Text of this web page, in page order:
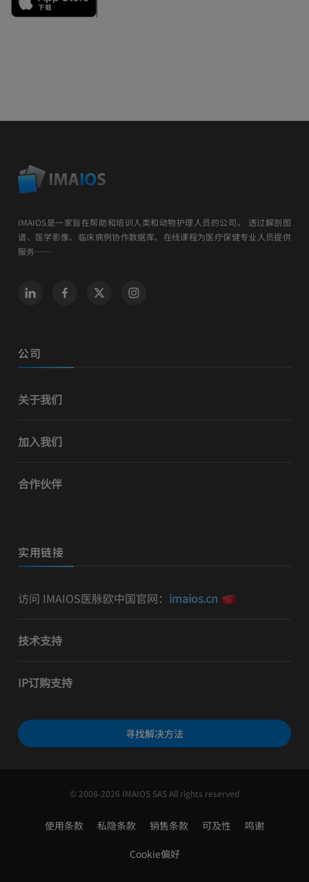
IMAIOS是一家旨在帮助和培训人类和动物护理人员的公司。 透过解剖图
谱、医学影像、临床病例协作数据库、在线课程为医疗保健专业人员提供
服务……
公司
关于我们
加入我们
合作伙伴
实用链接
访问 IMAIOS医脉欧中国官网： imaios.cn
技术支持
IP订购支持
寻找解决方法
© 2008-2026 IMAIOS SAS All rights reserved
使用条款 私隐条款 销售条款 可及性 鸣谢
Cookie偏好